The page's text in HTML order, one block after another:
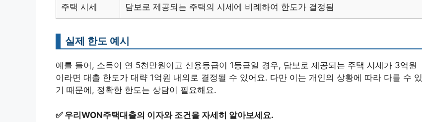
주택 시세 담보로 제공되는 주택의 시세에 비례하여 한도가 결정됨
실제 한도 예시
예를 들어, 소득이 연 5천만원이고 신용등급이 1등급일 경우, 담보로 제공되는 주택 시세가 3억원
이라면 대출 한도가 대략 1억원 내외로 결정될 수 있어요. 다만 이는 개인의 상황에 따라 다를 수 있
기 때문에, 정확한 한도는 상담이 필요해요.
✅ 우리WON주택대출의 이자와 조건을 자세히 알아보세요.